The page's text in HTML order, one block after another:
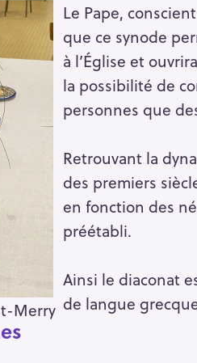
Merry
Le Pape,
que ce synode
à l’Église et
la possibilité de
personnes que
Retrouvant la
des premiers
en fonction des
préétabli.
Ainsi le diaconat
de langue